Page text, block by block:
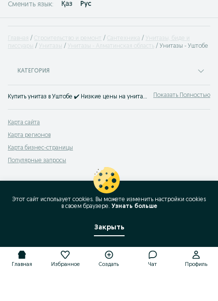
Сменить язык: Қаз Рус
Главная Строительство и ремонт Сантехника
Унитазы, биде и
писсуары
Унитазы Унитазы - Алматинская область Унитазы - Уштобе
КАТЕГОРИЯ
Купить унитаз в Уштобе ✔️ Низкие цены на унитазы ⚡ Покупай качественные унитазы на OLX.kz. Показать Полностью
Карта сайта
Карта регионов
Карта бизнес-страницы
Популярные запросы
Главная Избранное Создать Чат Профиль
Этот сайт использует cookies. Вы можете изменить настройки cookies
в своeм браузере. Узнать больше
Закрыть